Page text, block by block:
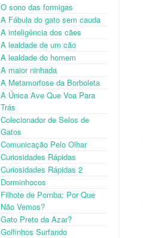
O sono das formigas
A Fábula do gato sem cauda
A inteligência dos cães
A lealdade de um cão
A lealdade do homem
A maior ninhada
A Metamorfose da Borboleta
A Única Ave Que Voa Para
Trás
Colecionador de Selos de
Gatos
Comunicação Pelo Olhar
Curiosidades Rápidas
Curiosidades Rápidas 2
Dorminhocos
Filhote de Pomba: Por Que
Não Vemos?
Gato Preto da Azar?
Golfinhos Surfando